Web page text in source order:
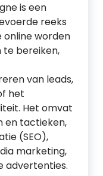
is een
reeks
worden
te bereiken,
van leads,
het
Het omvat
en tactieken,
(SEO),
marketing,
advertenties.